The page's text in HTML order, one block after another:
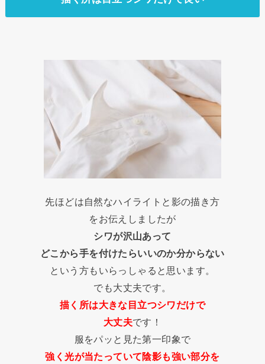
先ほどは自然なハイライトと影の描き方
をお伝えしましたが
シワが沢山あって
どこから手を付けたらいいのか分からない
という方もいらっしゃると思います。
でも大丈夫です。
描く所は大きな目立つシワだけで
大丈夫です！
服をパッと見た第一印象で
強く光が当たっていて陰影も強い部分を